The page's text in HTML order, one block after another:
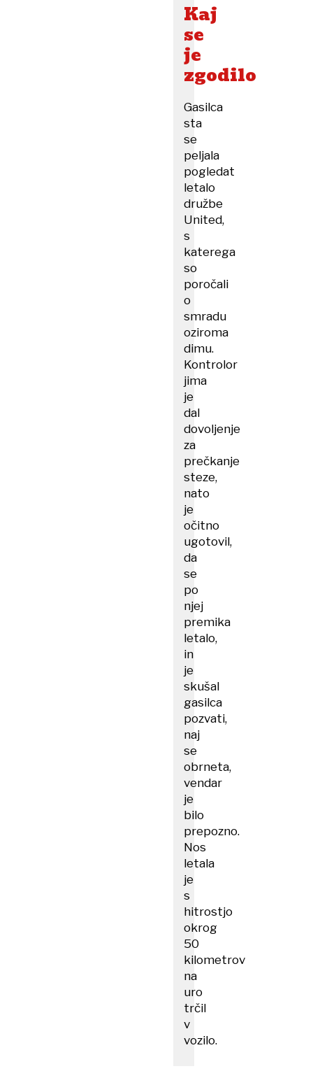
Kaj
se
je
zgodilo
Gasilca
sta
se
peljala
pogledat
letalo
družbe
United,
s
katerega
so
poročali
o
smradu
oziroma
dimu.
Kontrolor
jima
je
dal
dovoljenje
za
prečkanje
steze,
nato
je
očitno
ugotovil,
da
se
po
njej
premika
letalo,
in
je
skušal
gasilca
pozvati,
naj
se
obrneta,
vendar
je
bilo
prepozno.
Nos
letala
je
s
hitrostjo
okrog
50
kilometrov
na
uro
trčil
v
vozilo.